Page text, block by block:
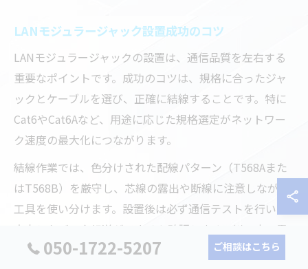
LANモジュラージャック設置成功のコツ
LANモジュラージャックの設置は、通信品質を左右する
重要なポイントです。成功のコツは、規格に合ったジャ
ックとケーブルを選び、正確に結線することです。特に
Cat6やCat6Aなど、用途に応じた規格選定がネットワー
ク速度の最大化につながります。
結線作業では、色分けされた配線パターン（T568Aまた
はT568B）を厳守し、芯線の露出や断線に注意しながら
工具を使い分けます。設置後は必ず通信テストを行い、
安定したデータ転送ができるか確認します。川口市の電
気工事業者では、経験豊富なスタッフが最新の規格と工
050-1722-5207 ご相談はこちら